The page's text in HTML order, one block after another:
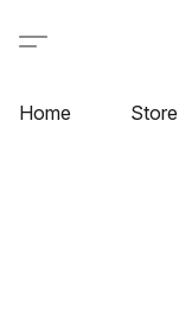
Home Store